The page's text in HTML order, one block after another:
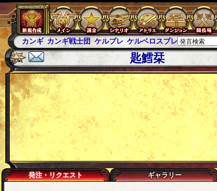
カンギ カンギ戦士団 ケルブレ ケルベロスブレイド スパ
匙鱈栞
発注・リクエスト ギャラリー